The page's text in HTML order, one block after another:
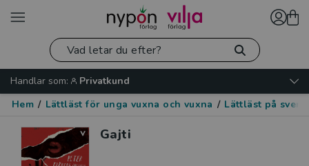
Handlar som:
Privatkund
Hem / Lättläst för unga vuxna och vuxna / Lättläst på
Gajti